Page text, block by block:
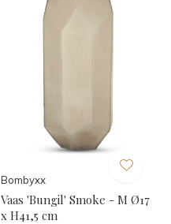
Bombyxx
Vaas 'Bungil' Smoke - M Ø17
x H41,5 cm